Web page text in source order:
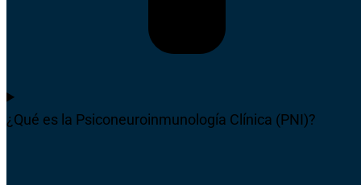
¿Qué es la Psiconeuroinmunología Clínica (PNI)?